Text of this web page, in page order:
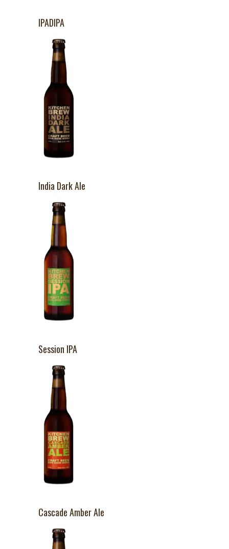
IPADIPA
India Dark Ale
Session IPA
Cascade Amber Ale